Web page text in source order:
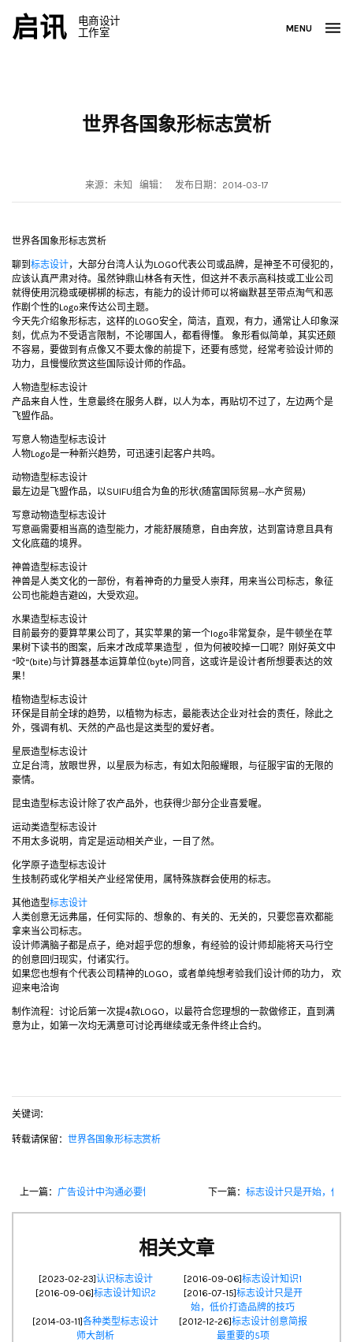
启讯
电商设计
工作室
MENU
世界各国象形标志赏析
来源：未知 编辑： 发布日期：2014-03-17
世界各国象形标志赏析
聊到 标志设计，大部分台湾人认为LOGO代表公司或品牌，是神圣不可侵犯的，
应该认真严肃对待。虽然钟鼎山林各有天性，但这并不表示高科技或工业公司
就得使用沉稳或硬梆梆的标志，有能力的设计师可以将幽默甚至带点淘气和恶
作剧个性的Logo来传达公司主题。
今天先介绍象形标志，这样的LOGO安全，简洁，直观，有力，通常让人印象深
刻，优点为不受语言限制，不论哪国人，都看得懂。 象形看似简单，其实还颇
不容易，要做到有点像又不要太像的前提下，还要有感觉，经常考验设计师的
功力，且慢慢欣赏这些国际设计师的作品。
人物造型标志设计
产品来自人性，生意最终在服务人群，以人为本，再贴切不过了，左边两个是
飞盟作品。
写意人物造型标志设计
人物Logo是一种新兴趋势，可迅速引起客户共鸣。
动物造型标志设计
最左边是飞盟作品，以SUIFU组合为鱼的形状(随富国际贸易--水产贸易)
写意动物造型标志设计
写意画需要相当高的造型能力，才能舒展随意，自由奔放，达到富诗意且具有
文化底蕴的境界。
神兽造型标志设计
神兽是人类文化的一部份，有着神奇的力量受人崇拜，用来当公司标志，象征
公司也能趋吉避凶，大受欢迎。
水果造型标志设计
目前最夯的要算苹果公司了，其实苹果的第一个logo非常复杂，是牛顿坐在苹
果树下读书的图案，后来才改成苹果造型 ，但为何被咬掉一口呢？刚好英文中
“咬“(bite)与计算器基本运算单位(byte)同音，这或许是设计者所想要表达的效
果！
植物造型标志设计
环保是目前全球的趋势，以植物为标志，最能表达企业对社会的责任，除此之
外，强调有机、天然的产品也是这类型的爱好者。
星辰造型标志设计
立足台湾，放眼世界，以星辰为标志，有如太阳般耀眼，与征服宇宙的无限的
豪情。
昆虫造型标志设计除了农产品外，也获得少部分企业喜爱喔。
运动类造型标志设计
不用太多说明，肯定是运动相关产业，一目了然。
化学原子造型标志设计
生技制药或化学相关产业经常使用，属特殊族群会使用的标志。
其他造型标志设计
人类创意无远弗届，任何实际的、想象的、有关的、无关的，只要您喜欢都能
拿来当公司标志。
设计师满脑子都是点子，绝对超乎您的想象，有经验的设计师却能将天马行空
的创意回归现实，付诸实行。
如果您也想有个代表公司精神的LOGO，或者单纯想考验我们设计师的功力， 欢
迎来电洽询
制作流程：讨论后第一次提4款LOGO，以最符合您理想的一款做修正，直到满
意为止，如第一次均无满意可讨论再继续或无条件终止合约。
关键词：
转载请保留： 世界各国象形标志赏析
上一篇： 广告设计中沟通必要性 下一篇： 标志设计只是开始，低价
相关文章
[2023-02-23]认识标志设计 [2016-09-06]标志设计知识1
[2016-09-06]标志设计知识2 [2016-07-15]标志设计只是开
始，低价打造品牌的技巧
[2014-03-11]各种类型标志设计
师大剖析
[2012-12-26]标志设计创意简报
最重要的5项